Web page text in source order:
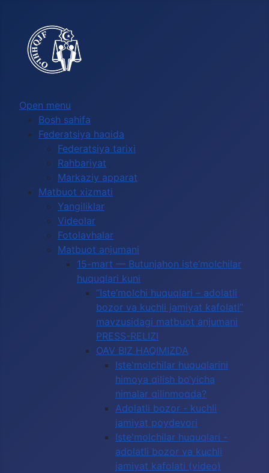
Open menu
Bosh sahifa
Federatsiya haqida
Federatsiya tarixi
Rahbariyat
Markaziy apparat
Matbuot xizmati
Yangiliklar
Videolar
Fotolavhalar
Matbuot anjumani
15-mart — Butunjahon iste’molchilar
huquqlari kuni
“Iste’molchi huquqlari – adolatli
bozor va kuchli jamiyat kafolati”
mavzusidagi matbuot anjumani
PRESS-RELIZI
OAV BIZ HAQIMIZDA
Iste'molchilar huquqlarini
himoya qilish bo‘yicha
nimalar qilinmoqda?
Adolatli bozor - kuchli
jamiyat poydevori
Iste'molchilar huquqlari -
adolatli bozor va kuchli
jamiyat kafolati (video)